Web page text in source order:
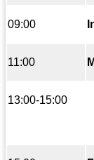
09:00
11:00
13:00-15:00